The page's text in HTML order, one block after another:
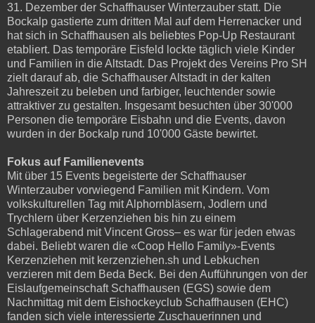
31. Dezember der Schaffhauser Winterzauber statt. Die
Bockalp gastierte zum dritten Mal auf dem Herrenacker und
hat sich in Schaffhausen als beliebtes Pop-Up Restaurant
etabliert. Das temporäre Eisfeld lockte täglich viele Kinder
und Familien in die Altstadt. Das Projekt des Vereins Pro SH
zielt darauf ab, die Schaffhauser Altstadt in der kalten
Jahreszeit zu beleben und farbiger, leuchtender sowie
attraktiver zu gestalten. Insgesamt besuchten über 30'000
Personen die temporäre Eisbahn und die Events, davon
wurden in der Bockalp rund 10'000 Gäste bewirtet.
Fokus auf Familienevents
Mit über 15 Events begeisterte der Schaffhauser
Winterzauber vorwiegend Familien mit Kindern. Vom
volkskulturellen Tag mit Alphornbläsern, Jodlern und
Trychlern über Kerzenziehen bis hin zu einem
Schlagerabend mit Vincent Gross– es war für jeden etwas
dabei. Beliebt waren die «Coop Hello Family»-Events
Kerzenziehen mit kerzenziehen.sh und Lebkuchen
verzieren mit dem Beda Beck. Bei den Aufführungen von der
Eislaufgemeinschaft Schaffhausen (EGS) sowie dem
Nachmittag mit dem Eishockeyclub Schaffhausen (EHC)
fanden sich viele interessierte Zuschauerinnen und